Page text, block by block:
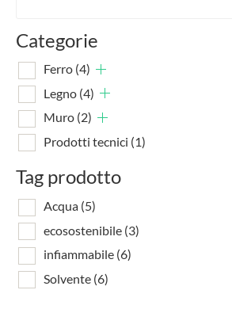
Categorie
Ferro (4)
Legno (4)
Muro (2)
Prodotti tecnici (1)
Tag prodotto
Acqua (5)
ecosostenibile (3)
infiammabile (6)
Solvente (6)